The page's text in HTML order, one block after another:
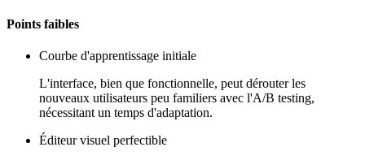
Points faibles
Courbe d'apprentissage initiale
L'interface, bien que fonctionnelle, peut dérouter les
nouveaux utilisateurs peu familiers avec l'A/B testing,
nécessitant un temps d'adaptation.
Éditeur visuel perfectible